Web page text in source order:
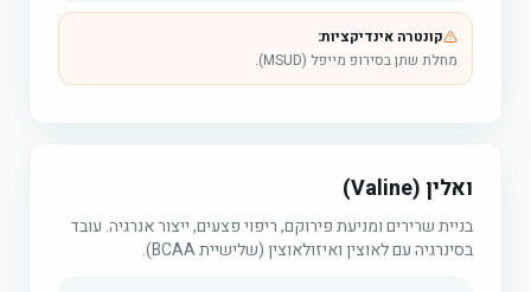
קונטרה אינדיקציות:
מחלת שתן בסירופ מייפל (MSUD).
ואלין (Valine)
בניית שרירים ומניעת פירוקם, ריפוי פצעים, ייצור אנרגיה. עובד
בסינרגיה עם לאוצין ואיזולאוצין (שלישיית BCAA).